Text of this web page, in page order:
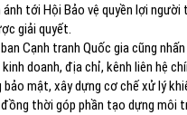
tới Hội Bảo vệ quyền lợi
giải quyết.
Cạnh tranh Quốc gia cũng
doanh, địa chỉ, kênh liên hệ
mật, xây dựng cơ chế xử lý
thời góp phần tạo dựng môi